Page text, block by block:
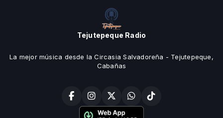
Tejutepeque Radio
La mejor música desde la Circasia Salvadoreña - Tejutepeque,
Cabañas